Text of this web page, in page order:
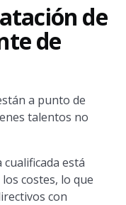
de
de
a punto de
talentos no
cualificada está
costes, lo que
con